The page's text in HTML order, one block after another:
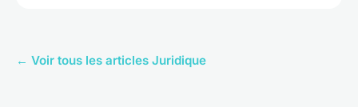
← Voir tous les articles Juridique